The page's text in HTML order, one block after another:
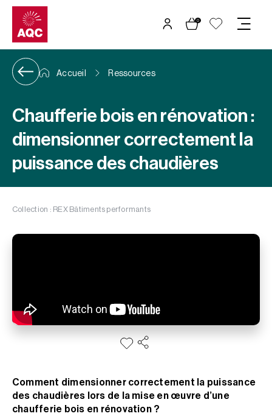
Panneau de gestion des cookies
0
Accueil Ressources
Chaufferie bois en rénovation :
dimensionner correctement la
puissance des chaudières
Collection : REX Bâtiments performants
Comment dimensionner correctement la puissance
des chaudières lors de la mise en œuvre d’une
chaufferie bois en rénovation ?